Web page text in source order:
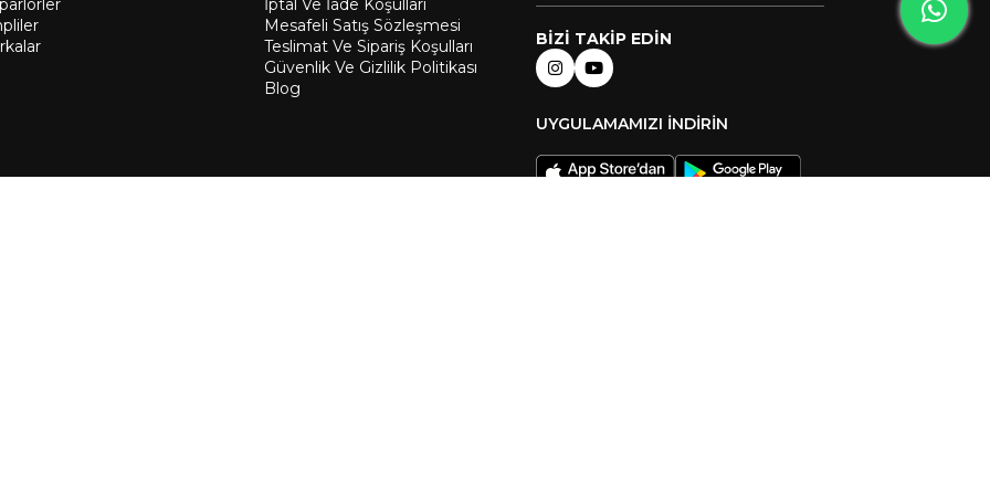
İptal Ve İade Koşulları
Mesafeli Satış Sözleşmesi
Teslimat Ve Sipariş Koşulları
Güvenlik Ve Gizlilik Politikası
Blog
BİZİ TAKİP EDİN
UYGULAMAMIZI İNDİRİN